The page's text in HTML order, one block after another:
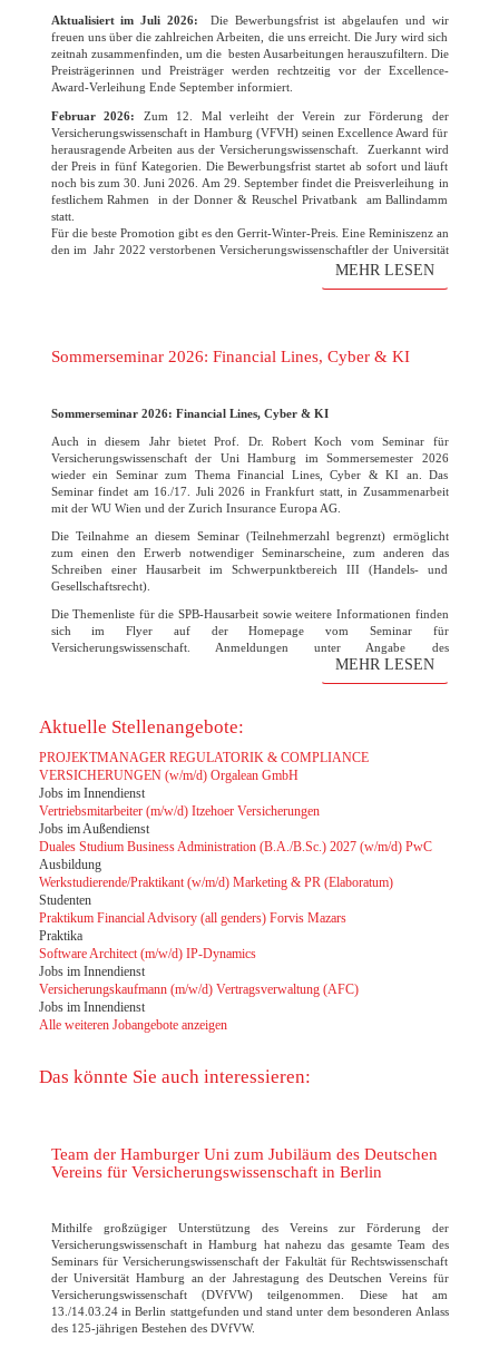
Aktualisiert im Juli 2026:
Die Bewerbungsfrist ist abgelaufen und wir
freuen uns über die zahlreichen Arbeiten, die uns erreicht. Die Jury wird sich
zeitnah zusammenfinden, um die besten Ausarbeitungen herauszufiltern. Die
Preisträgerinnen und Preisträger werden rechtzeitig vor der Excellence-
Award-Verleihung Ende September informiert.
Februar 2026: Zum 12. Mal verleiht der Verein zur Förderung der
Versicherungswissenschaft in Hamburg (VFVH) seinen Excellence Award für
herausragende Arbeiten aus der Versicherungswissenschaft. Zuerkannt wird
der Preis in fünf Kategorien. Die Bewerbungsfrist startet ab sofort und läuft
noch bis zum 30. Juni 2026. Am 29. September findet die Preisverleihung in
festlichem Rahmen in der Donner & Reuschel Privatbank am Ballindamm
statt.
Für die beste Promotion gibt es den Gerrit-Winter-Preis. Eine Reminiszenz an
den im Jahr 2022 verstorbenen Versicherungswissenschaftler der Universität
Hamburg. Der Verein freut sich wie immer auf die zahlreichen
MEHR LESEN
Sommerseminar 2026: Financial Lines, Cyber & KI
Sommerseminar 2026: Financial Lines, Cyber & KI
Auch in diesem Jahr bietet Prof. Dr. Robert Koch vom Seminar für
Versicherungswissenschaft der Uni Hamburg im Sommersemester 2026
wieder ein Seminar zum Thema Financial Lines, Cyber & KI an. Das
Seminar findet am 16./17. Juli 2026 in Frankfurt statt, in Zusammenarbeit
mit der WU Wien und der Zurich Insurance Europa AG.
Die Teilnahme an diesem Seminar (Teilnehmerzahl begrenzt) ermöglicht
zum einen den Erwerb notwendiger Seminarscheine, zum anderen das
Schreiben einer Hausarbeit im Schwerpunktbereich III (Handels- und
Gesellschaftsrecht).
Die Themenliste für die SPB-Hausarbeit sowie weitere Informationen finden
sich im Flyer auf der Homepage vom Seminar für
Versicherungswissenschaft. Anmeldungen unter Angabe des
Themenwunsches bitte bis zum 31. März 2026 direkt an den Lehrstuhl
Robert Koch. Die Vorbesprechung und finale Themenvergabe findet am 07.
MEHR LESEN
Aktuelle Stellenangebote:
PROJEKTMANAGER REGULATORIK & COMPLIANCE
VERSICHERUNGEN (w/m/d) Orgalean GmbH
Jobs im Innendienst
Vertriebsmitarbeiter (m/w/d) Itzehoer Versicherungen
Jobs im Außendienst
Duales Studium Business Administration (B.A./B.Sc.) 2027 (w/m/d) PwC
Ausbildung
Werkstudierende/Praktikant (w/m/d) Marketing & PR (Elaboratum)
Studenten
Praktikum Financial Advisory (all genders) Forvis Mazars
Praktika
Software Architect (m/w/d) IP-Dynamics
Jobs im Innendienst
Versicherungskaufmann (m/w/d) Vertragsverwaltung (AFC)
Jobs im Innendienst
Alle weiteren Jobangebote anzeigen
Das könnte Sie auch interessieren:
Team der Hamburger Uni zum Jubiläum des Deutschen
Vereins für Versicherungswissenschaft in Berlin
Mithilfe großzügiger Unterstützung des Vereins zur Förderung der
Versicherungswissenschaft in Hamburg hat nahezu das gesamte Team des
Seminars für Versicherungswissenschaft der Fakultät für Rechtswissenschaft
der Universität Hamburg an der Jahrestagung des Deutschen Vereins für
Versicherungswissenschaft (DVfVW) teilgenommen. Diese hat am
13./14.03.24 in Berlin stattgefunden und stand unter dem besonderen Anlass
des 125-jährigen Bestehen des DVfVW.